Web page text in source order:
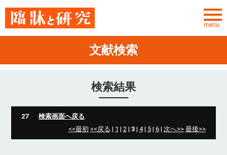
menu
TOP
文献検索
検索結果
27
検索画面へ戻る
<<最初 <<戻る | 1 | 2| 3| 4| 5| 6| 次へ>> 最後>>